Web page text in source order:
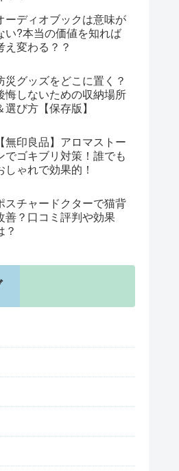
ーディオブックは意味が
い?本当の価値を知れば
え変わる？？
災グッズをどこに置く？
悔しないための収納場所
選び方【保存版】
【無印良品】アロマストー
でゴキブリ対策！誰でも
しゃれで効果的！
スチャードクターで猫背
善？口コミ評判や効果
？